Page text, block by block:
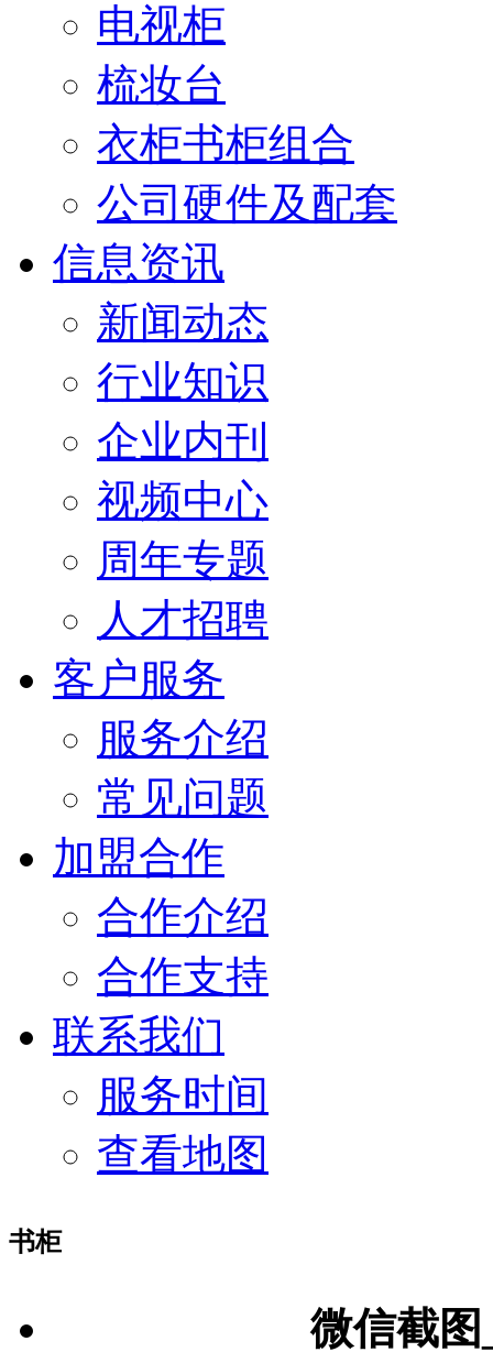
电视柜
梳妆台
衣柜书柜组合
公司硬件及配套
信息资讯
新闻动态
行业知识
企业内刊
视频中心
周年专题
人才招聘
客户服务
服务介绍
常见问题
加盟合作
合作介绍
合作支持
联系我们
服务时间
查看地图
书柜
微信截图